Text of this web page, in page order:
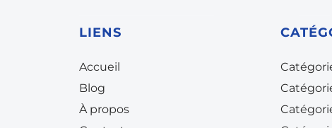
LIENS
Accueil
Blog
À propos